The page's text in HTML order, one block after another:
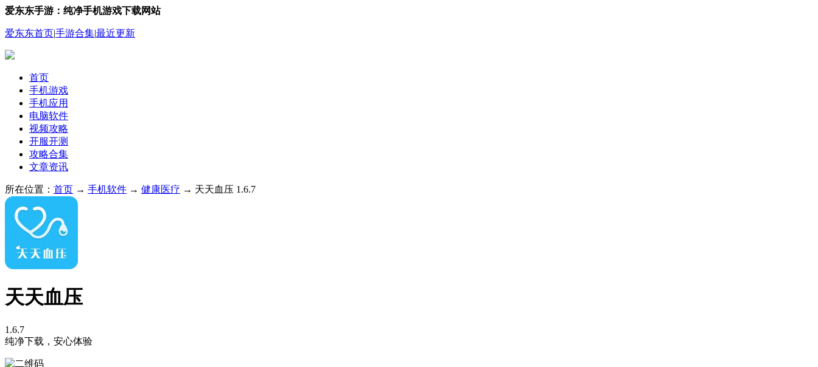
爱东东手游：纯净手机游戏下载网站
爱东东首页|手游合集|最近更新
首页
手机游戏
手机应用
电脑软件
视频攻略
开服开测
攻略合集
文章资讯
所在位置： 首页 → 手机软件 → 健康医疗 → 天天血压 1.6.7
天天血压
1.6.7
纯净下载，安心体验